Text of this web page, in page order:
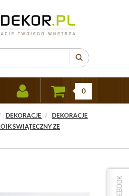
0
DEKORACJE
DEKORACJE
ŚWIĄTECZNY ZE